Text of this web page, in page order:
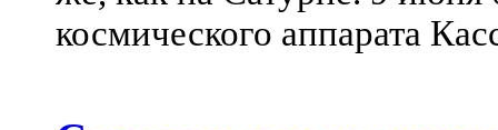
космического аппарата